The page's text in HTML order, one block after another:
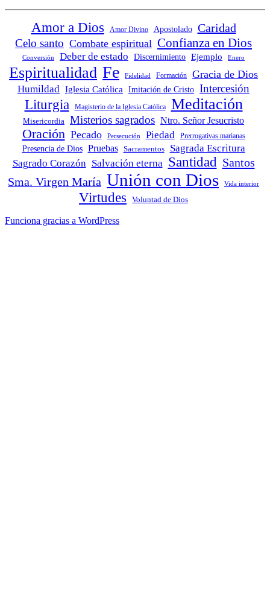
Amor a Dios Amor Divino Apostolado Caridad
Celo santo Combate espiritual Confianza en Dios
Conversión Deber de estado Discernimiento Ejemplo Enero
Espiritualidad Fe Fidelidad Formación
Gracia de Dios
Humildad Iglesia Católica Imitación de Cristo Intercesión
Liturgia Magisterio de la Iglesia Católica Meditación
Misericordia Misterios sagrados Ntro. Señor Jesucristo
Oración Pecado Persecución Piedad Prerrogativas marianas
Presencia de Dios Pruebas Sacramentos Sagrada Escritura
Sagrado Corazón Salvación eterna Santidad Santos
Sma. Virgen María Unión con Dios Vida interior
Virtudes Voluntad de Dios
Funciona gracias a WordPress